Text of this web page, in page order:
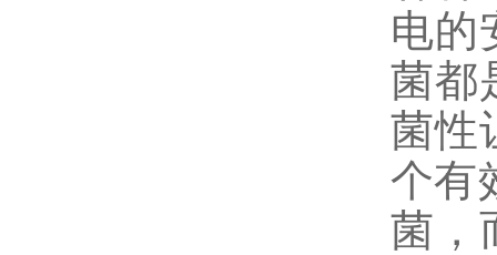
电的
菌都
菌性
个有
菌，